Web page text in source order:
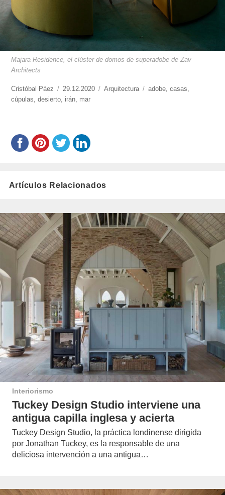
Majara Residence, el clúster de domos de superadobe de Zav
Architects
https://www.experimenta.es/author/cristobal-
paez/
Cristóbal Páez
Publicado
el
29.12.2020 Categorías
Arquitectura Etiquetas
adobe ,casas
cúpulas ,desierto irán mar
Artículos Relacionados
Interiorismo
Tuckey Design Studio interviene una
antigua capilla inglesa y acierta
Tuckey Design Studio, la práctica londinense dirigida
por Jonathan Tuckey, es la responsable de una
deliciosa intervención a una antigua…